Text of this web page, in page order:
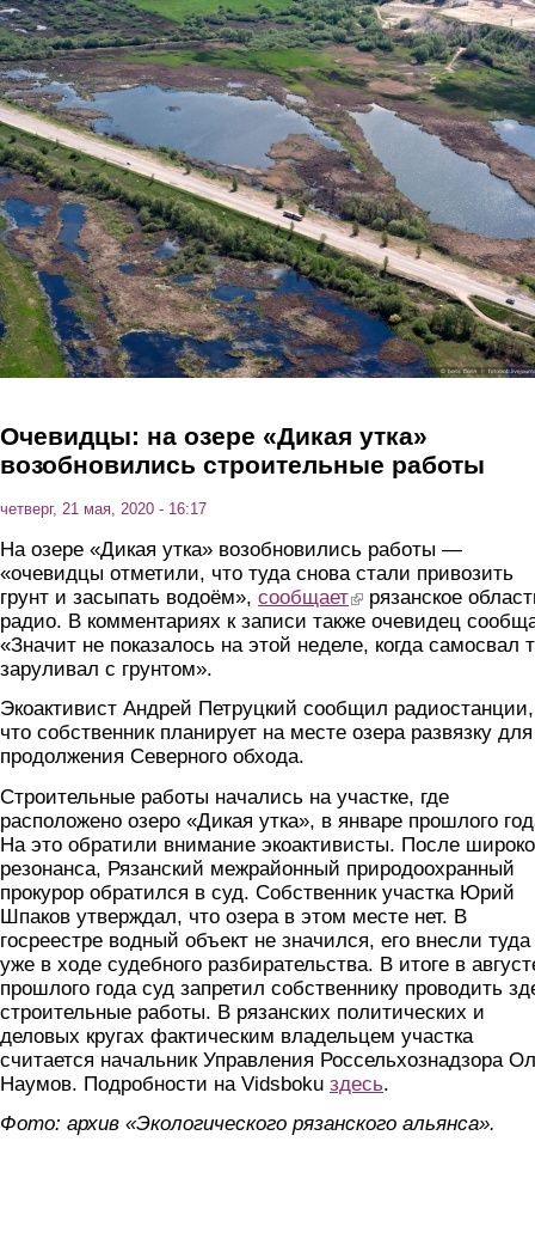
Перейти к основному содержанию
Очевидцы: на озере «Дикая утка»
возобновились строительные работы
четверг, 21 мая, 2020 - 16:17
На озере «Дикая утка» возобновились работы —
«очевидцы отметили, что туда снова стали привозить
грунт и засыпать водоём», сообщает(link is external)
рязанское
радио. В комментариях к записи также очевидец
«Значит не показалось на этой неделе, когда самосвал
заруливал с грунтом».
Экоактивист Андрей Петруцкий сообщил радиостанции,
что собственник планирует на месте озера развязку для
продолжения Северного обхода.
Строительные работы начались на участке, где
расположено озеро «Дикая утка», в январе прошлого
На это обратили внимание экоактивисты. После широко
резонанса, Рязанский межрайонный природоохранный
прокурор обратился в суд. Собственник участка Юрий
Шпаков утверждал, что озера в этом месте нет. В
госреестре водный объект не значился, его внесли туда
уже в ходе судебного разбирательства. В итоге в
прошлого года суд запретил собственнику проводить
строительные работы. В рязанских политических и
деловых кругах фактическим владельцем участка
считается начальник Управления Россельхознадзора
Наумов. Подробности на Vidsboku здесь.
Фото: архив «Экологического рязанского альянса».